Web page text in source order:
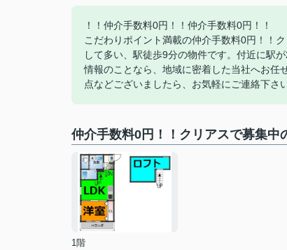
！！仲介手数料0円！！仲介手数料0円！！
こだわりポイント満載の仲介手数料0円！！
して多い、駅徒歩9分の物件です。付近に駅
情報のことなら、地域に密着した当社へお任
点などございましたら、お気軽にご連絡下さい
仲介手数料0円！！クリアスで募集中
1階